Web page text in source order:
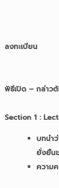
ลงทะเบียน
พิธีเปิด – กล่าว
Section 1 :
บทนำ
ยั่งยืน
ความ